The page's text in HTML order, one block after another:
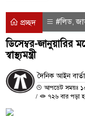
প্রচ্ছদ #লিড,
ডিসেম্বর-জানুয়ারির
স্বাস্থ্যমন্ত্রী
দৈনিক আইন বার্তা
আপডেট সময়ঃ
/
৭২৬ বার পড়া